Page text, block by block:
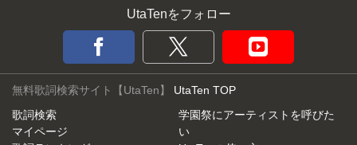
UtaTenをフォロー
無料歌詞検索サイト【UtaTen】 UtaTen TOP
歌詞検索
マイページ
学園祭にアーティストを呼びた
い